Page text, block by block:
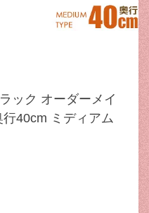
ック オーダーメイ
行40cm ミディアム